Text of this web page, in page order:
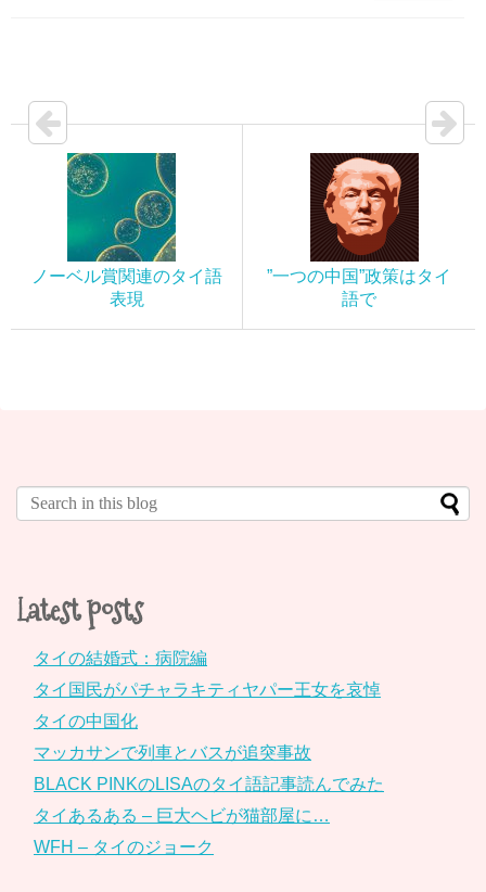
ノーベル賞関連のタイ語
表現
”一つの中国”政策はタイ
語で
Latest posts
タイの結婚式：病院編
タイ国民がパチャラキティヤパー王女を哀悼
タイの中国化
マッカサンで列車とバスが追突事故
BLACK PINKのLISAのタイ語記事読んでみた
タイあるある – 巨大ヘビが猫部屋に…
WFH – タイのジョーク